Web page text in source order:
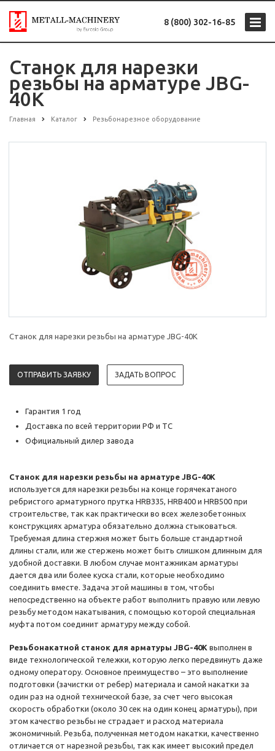
8 (800) 302-16-85
Станок для нарезки
резьбы на арматуре JBG-
40K
Главная Каталог Резьбонарезное оборудование
Станок для нарезки резьбы на арматуре JBG-40K
ОТПРАВИТЬ ЗАЯВКУ ЗАДАТЬ ВОПРОС
Гарантия 1 год
Доставка по всей территории РФ и ТС
Официальный дилер завода
Станок для нарезки резьбы на арматуре JBG-40K
используется для нарезки резьбы на конце горячекатаного
ребристого арматурного прутка HRB335, HRB400 и HRB500 при
строительстве, так как практически во всех железобетонных
конструкциях арматура обязательно должна стыковаться.
Требуемая длина стержня может быть больше стандартной
длины стали, или же стержень может быть слишком длинным для
удобной доставки. В любом случае монтажникам арматуры
дается два или более куска стали, которые необходимо
соединить вместе. Задача этой машины в том, чтобы
непосредственно на объекте работ выполнить правую или левую
резьбу методом накатывания, с помощью которой специальная
муфта потом соединит арматуру между собой.
Резьбонакатной станок для арматуры JBG-40K выполнен в
виде технологической тележки, которую легко передвинуть даже
одному оператору. Основное преимущество – это выполнение
подготовки (зачистки от ребер) материала и самой накатки за
один раз на одной технической базе, за счет чего высокая
скорость обработки (около 30 сек на один конец арматуры), при
этом качество резьбы не страдает и расход материала
экономичный. Резьба, полученная методом накатки, качественно
отличается от нарезной резьбы, так как имеет высокий предел